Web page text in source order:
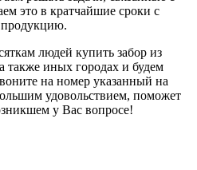
это в кратчайшие сроки с
продукцию.
людей купить забор из
также иных городах и будем
на номер указанный на
удовольствием, поможет
у Вас вопросе!